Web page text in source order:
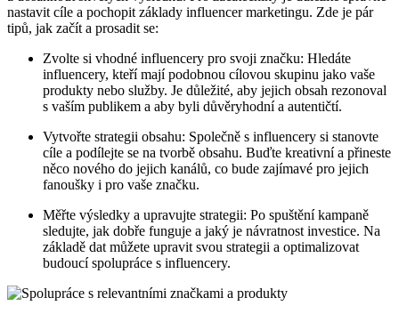
nastavit cíle a pochopit základy influencer marketingu. Zde je pár
tipů, jak začít a prosadit se:
Zvolte si vhodné influencery pro svoji značku: Hledáte
influencery, kteří mají podobnou cílovou skupinu jako vaše
produkty nebo služby. Je důležité, aby jejich obsah rezonoval
s vaším publikem a aby byli důvěryhodní a autentičtí.
Vytvořte strategii obsahu: Společně s influencery si stanovte
cíle a podílejte se na tvorbě obsahu. Buďte kreativní a přineste
něco nového do jejich kanálů, co bude zajímavé pro jejich
fanoušky i pro vaše značku.
Měřte výsledky a upravujte strategii: Po spuštění kampaně
sledujte, jak dobře funguje a jaký je návratnost investice. Na
základě dat můžete upravit svou strategii a optimalizovat
budoucí spolupráce s influencery.